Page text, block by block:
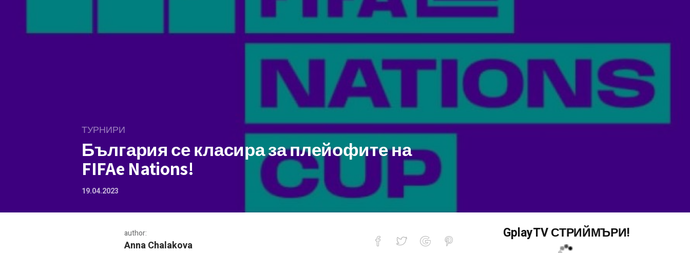
ТУРНИРИ
България се класира за плейофите на
FIFAe Nations!
19.04.2023
author:
Anna Chalakova
GplayTV СТРИЙМЪРИ!